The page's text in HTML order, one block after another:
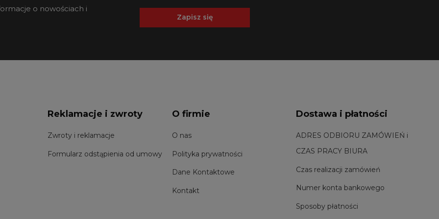
o nowościach i
Zapisz się
Reklamacje i zwroty
Zwroty i reklamacje
Formularz odstąpienia od umowy
O firmie
O nas
Polityka prywatności
Dane Kontaktowe
Kontakt
Dostawa i płatności
ADRES ODBIORU ZAMÓWIEŃ i
CZAS PRACY BIURA
Czas realizacji zamówień
Numer konta bankowego
Sposoby płatności